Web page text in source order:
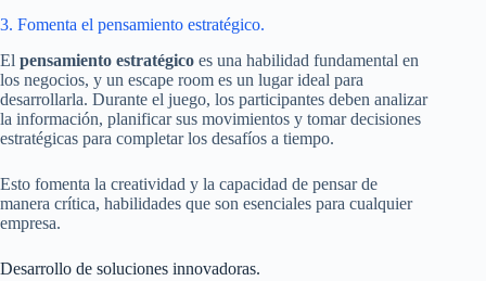
3. Fomenta el pensamiento estratégico.
El pensamiento estratégico es una habilidad fundamental en
los negocios, y un escape room es un lugar ideal para
desarrollarla. Durante el juego, los participantes deben analizar
la información, planificar sus movimientos y tomar decisiones
estratégicas para completar los desafíos a tiempo.
Esto fomenta la creatividad y la capacidad de pensar de
manera crítica, habilidades que son esenciales para cualquier
empresa.
Desarrollo de soluciones innovadoras.